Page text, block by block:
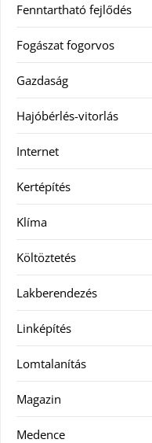
Fenntartható fejlődés
Fogászat fogorvos
Gazdaság
Hajóbérlés-vitorlás
Internet
Kertépítés
Klíma
Költöztetés
Lakberendezés
Linképítés
Lomtalanítás
Magazin
Medence